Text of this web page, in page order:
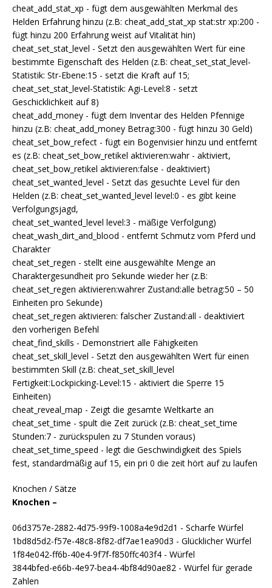
cheat_add_stat_xp - fügt dem ausgewählten Merkmal des
Helden Erfahrung hinzu (z.B: cheat_add_stat_xp stat:str xp:200 -
fügt hinzu 200 Erfahrung weist auf Vitalität hin)
cheat_set_stat_level - Setzt den ausgewählten Wert für eine
bestimmte Eigenschaft des Helden (z.B: cheat_set_stat_level-
Statistik: Str-Ebene:15 - setzt die Kraft auf 15;
cheat_set_stat_level-Statistik: Agi-Level:8 - setzt
Geschicklichkeit auf 8)
cheat_add_money - fügt dem Inventar des Helden Pfennige
hinzu (z.B: cheat_add_money Betrag:300 - fügt hinzu 30 Geld)
cheat_set_bow_refect - fügt ein Bogenvisier hinzu und entfernt
es (z.B: cheat_set_bow_retikel aktivieren:wahr - aktiviert,
cheat_set_bow_retikel aktivieren:false - deaktiviert)
cheat_set_wanted_level - Setzt das gesuchte Level für den
Helden (z.B: cheat_set_wanted_level level:0 - es gibt keine
Verfolgungsjagd,
cheat_set_wanted_level level:3 - mäßige Verfolgung)
cheat_wash_dirt_and_blood - entfernt Schmutz vom Pferd und
Charakter
cheat_set_regen - stellt eine ausgewählte Menge an
Charaktergesundheit pro Sekunde wieder her (z.B:
cheat_set_regen aktivieren:wahrer Zustand:alle betrag:50 – 50
Einheiten pro Sekunde)
cheat_set_regen aktivieren: falscher Zustand:all - deaktiviert
den vorherigen Befehl
cheat_find_skills - Demonstriert alle Fähigkeiten
cheat_set_skill_level - Setzt den ausgewählten Wert für einen
bestimmten Skill (z.B: cheat_set_skill_level
Fertigkeit:Lockpicking-Level:15 - aktiviert die Sperre 15
Einheiten)
cheat_reveal_map - Zeigt die gesamte Weltkarte an
cheat_set_time - spult die Zeit zurück (z.B: cheat_set_time
Stunden:7 - zurückspulen zu 7 Stunden voraus)
cheat_set_time_speed - legt die Geschwindigkeit des Spiels
fest, standardmäßig auf 15, ein pri 0 die zeit hört auf zu laufen
Knochen / Sätze
Knochen –
06d3757e-2882-4d75-99f9-1008a4e9d2d1 - Scharfe Würfel
1bd8d5d2-f57e-48c8-8f82-df7ae1ea90d3 - Glücklicher Würfel
1f84e042-ff6b-40e4-9f7f-f850ffc403f4 - Würfel
3844bfed-e66b-4e97-bea4-4bf84d90ae82 - Würfel für gerade
Zahlen